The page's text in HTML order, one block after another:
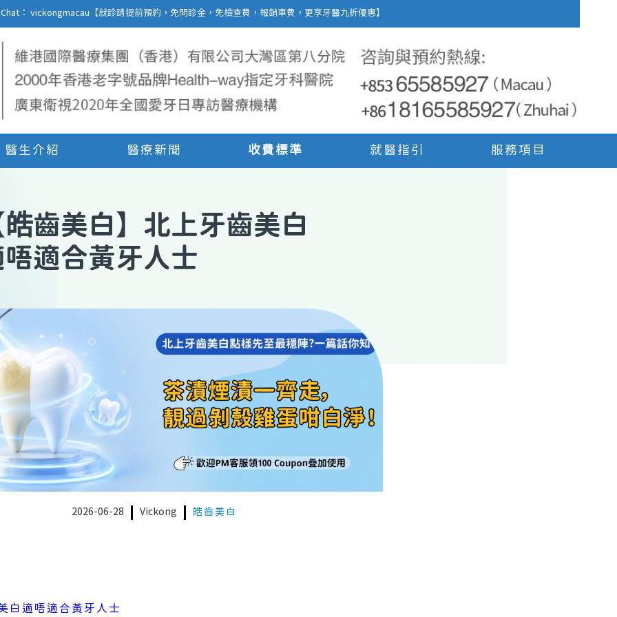
： vickongmacau【就診請提前預約，免問診金，免檢查費，報銷車費，更享牙醫九折優惠】
醫生介紹 醫療新聞 收費標準 就醫指引 服務項目
皓齒美白】 北上牙齒美白
適合黃牙人士
2026-06-28 Vickong 皓齒美白
白適唔適合黃牙人士